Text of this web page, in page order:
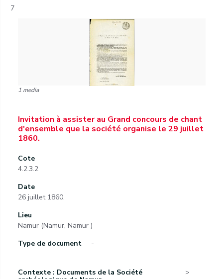
7
1 media
Invitation à assister au Grand concours de chant
d'ensemble que la société organise le 29 juillet
1860.
Cote
4.2.3.2
Date
26 juillet 1860.
Lieu
Namur (Namur, Namur )
Type de document
-
Contexte : Documents de la Société